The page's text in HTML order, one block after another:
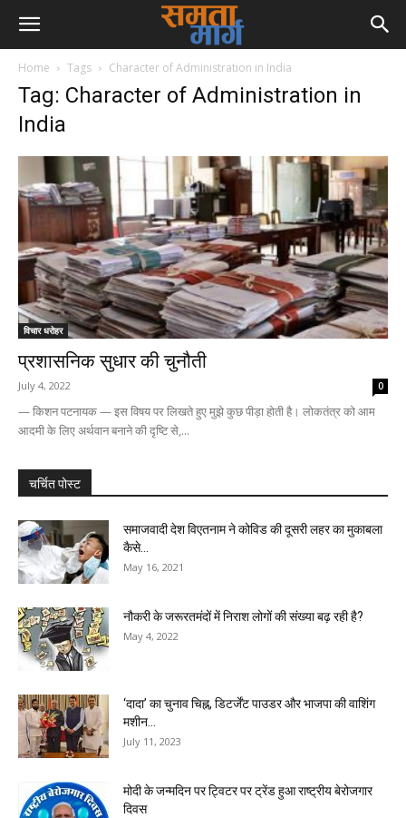
Home Tags Character of Administration in India
Tag: Character of Administration in
India
विचार धरोहर
प्रशासनिक सुधार की चुनौती
July 4, 2022 0
— किशन पटनायक — इस विषय पर लिखते हुए मुझे कुछ पीड़ा होती है। लोकतंत्र को आम
आदमी के लिए अर्थवान बनाने की दृष्टि से,...
चर्चित पोस्ट
समाजवादी देश विएतनाम ने कोविड की दूसरी लहर का मुकाबला
कैसे...
May 16, 2021
नौकरी के जरूरतमंदों में निराश लोगों की संख्या बढ़ रही है?
May 4, 2022
‘दादा’ का चुनाव चिह्न, डिटर्जेंट पाउडर और भाजपा की वाशिंग
मशीन...
July 11, 2023
मोदी के जन्मदिन पर ट्विटर पर ट्रेंड हुआ राष्ट्रीय बेरोजगार
दिवस